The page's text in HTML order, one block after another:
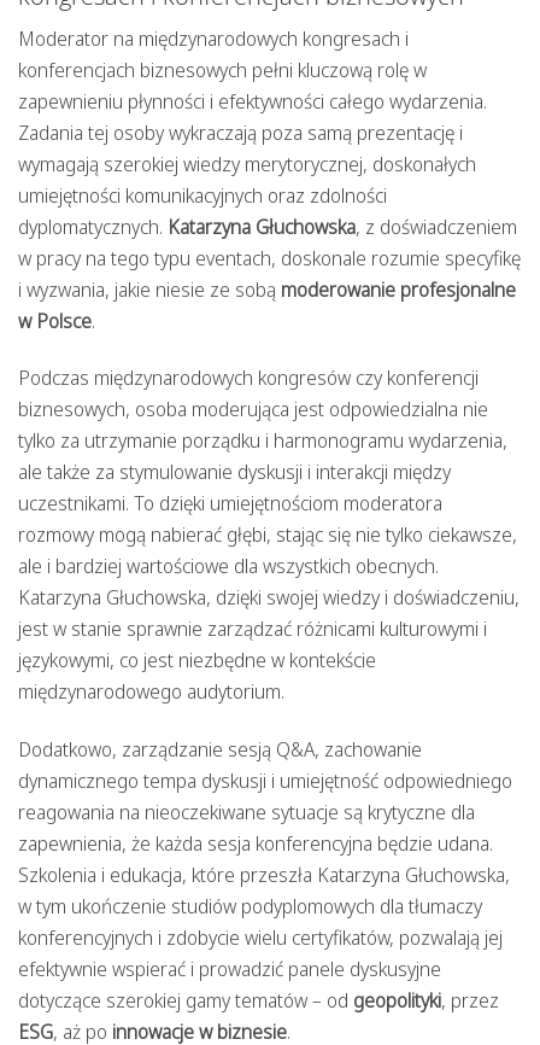
Moderator na międzynarodowych kongresach i
konferencjach biznesowych pełni kluczową rolę w
zapewnieniu płynności i efektywności całego wydarzenia.
Zadania tej osoby wykraczają poza samą prezentację i
wymagają szerokiej wiedzy merytorycznej, doskonałych
umiejętności komunikacyjnych oraz zdolności
dyplomatycznych. Katarzyna Głuchowska, z doświadczeniem
w pracy na tego typu eventach, doskonale rozumie specyfikę
i wyzwania, jakie niesie ze sobą moderowanie profesjonalne
w Polsce.
Podczas międzynarodowych kongresów czy konferencji
biznesowych, osoba moderująca jest odpowiedzialna nie
tylko za utrzymanie porządku i harmonogramu wydarzenia,
ale także za stymulowanie dyskusji i interakcji między
uczestnikami. To dzięki umiejętnościom moderatora
rozmowy mogą nabierać głębi, stając się nie tylko ciekawsze,
ale i bardziej wartościowe dla wszystkich obecnych.
Katarzyna Głuchowska, dzięki swojej wiedzy i doświadczeniu,
jest w stanie sprawnie zarządzać różnicami kulturowymi i
językowymi, co jest niezbędne w kontekście
międzynarodowego audytorium.
Dodatkowo, zarządzanie sesją Q&A, zachowanie
dynamicznego tempa dyskusji i umiejętność odpowiedniego
reagowania na nieoczekiwane sytuacje są krytyczne dla
zapewnienia, że każda sesja konferencyjna będzie udana.
Szkolenia i edukacja, które przeszła Katarzyna Głuchowska,
w tym ukończenie studiów podyplomowych dla tłumaczy
konferencyjnych i zdobycie wielu certyfikatów, pozwalają jej
efektywnie wspierać i prowadzić panele dyskusyjne
dotyczące szerokiej gamy tematów – od geopolityki, przez
ESG, aż po innowacje w biznesie.